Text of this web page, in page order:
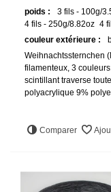
poids :
3 fils - 100g/
4 fils - 250g/8.82oz 4
couleur extérieure :
Weihnachtssternchen
filamenteux, 3
scintillant traverse
polyacrylique 9%
Comparer